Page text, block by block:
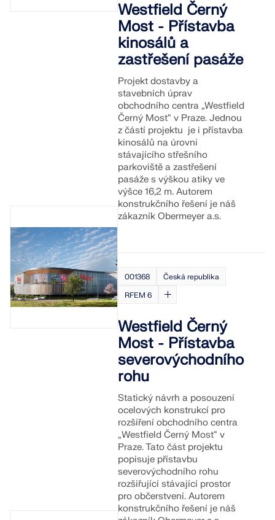
Westfield Černý
Most - Přístavba
kinosálů a
zastřešení pasáže
Projekt dostavby a
stavebních úprav
obchodního centra „Westfield
Černý Most“ v Praze. Jednou
z částí projektu je i přístavba
kinosálů na úrovni
stávajícího střešního
parkoviště a zastřešení
pasáže s výškou atiky ve
výšce 16,2 m. Autorem
konstrukčního řešení je náš
zákazník Obermeyer a.s.
001368
Česká republika
RFEM 6
Westfield Černý
Most - Přístavba
severovýchodního
rohu
Statický návrh a posouzení
ocelových konstrukcí pro
rozšíření obchodního centra
„Westfield Černý Most“ v
Praze. Tato část projektu
popisuje přístavbu
severovýchodního rohu
rozšiřující stávající prostor
pro občerstvení. Autorem
konstrukčního řešení je náš